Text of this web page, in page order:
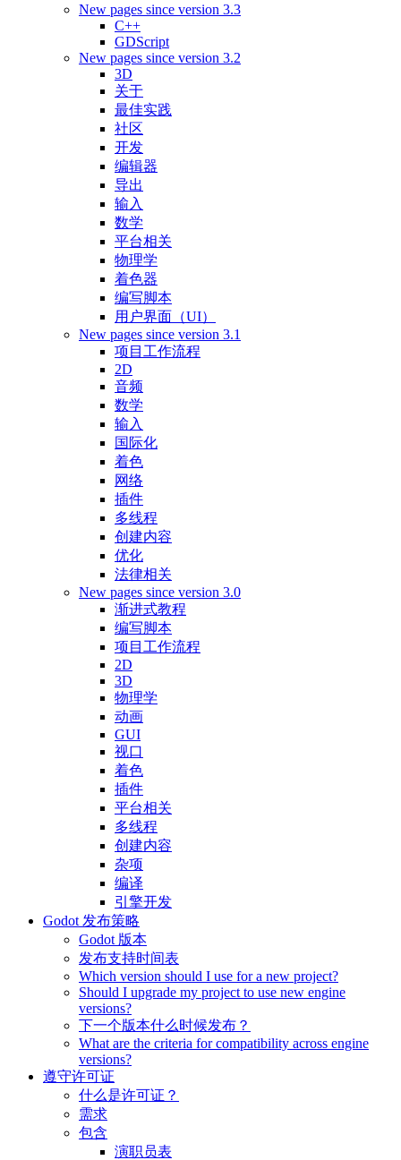
New pages since version 3.3
C++
GDScript
New pages since version 3.2
3D
关于
最佳实践
社区
开发
编辑器
导出
输入
数学
平台相关
物理学
着色器
编写脚本
用户界面（UI）
New pages since version 3.1
项目工作流程
2D
音频
数学
输入
国际化
着色
网络
插件
多线程
创建内容
优化
法律相关
New pages since version 3.0
渐进式教程
编写脚本
项目工作流程
2D
3D
物理学
动画
GUI
视口
着色
插件
平台相关
多线程
创建内容
杂项
编译
引擎开发
Godot 发布策略
Godot 版本
发布支持时间表
Which version should I use for a new project?
Should I upgrade my project to use new engine
versions?
下一个版本什么时候发布？
What are the criteria for compatibility across engine
versions?
遵守许可证
什么是许可证？
需求
包含
演职员表